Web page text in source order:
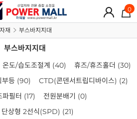
0
재 부스바지지대
부스바지지대
온도/습도조절계 (40) 휴즈/휴즈홀더 (30)
부등 (90) CTD(콘덴서트립디바이스) (2)
필터 (17) 전원분배기 (0)
단상형 2선식(SPD) (21)